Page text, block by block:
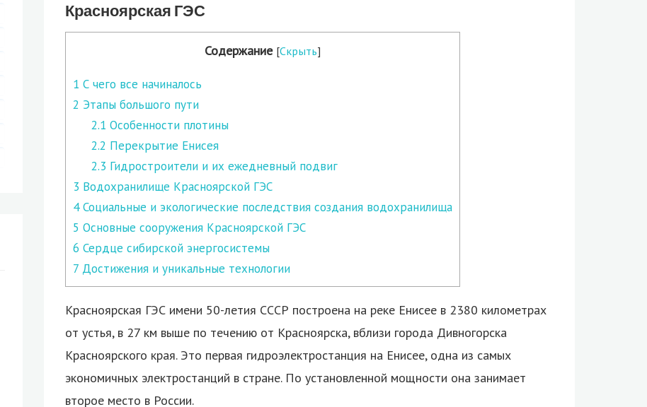
Красноярская ГЭС
Содержание [Скрыть]
1 С чего все начиналось
2 Этапы большого пути
2.1 Особенности плотины
2.2 Перекрытие Енисея
2.3 Гидростроители и их ежедневный подвиг
3 Водохранилище Красноярской ГЭС
4Социальные и экологические последствия создания водохранилища
5 Основные сооружения Красноярской ГЭС
6 Сердце сибирской энергосистемы
7 Достижения и уникальные технологии
Красноярская ГЭС имени 50-летия СССР построена на реке Енисее в 2380 километрах
от устья, в 27 км выше по течению от Красноярска, вблизи города Дивногорска
Красноярского края.Это первая гидроэлектростанция на Енисее, одна из самых
экономичных электростанций в стране. По установленной мощности она занимает
второе место в России.